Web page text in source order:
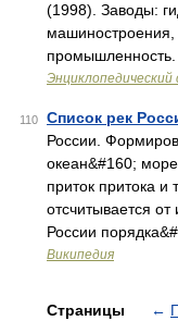
(1998). Заводы:
промышленность.
Энциклопедический
110 Список рек
России.
океан&#160;
приток притока и
отсчитывается от
России
Википедия
Страницы ←